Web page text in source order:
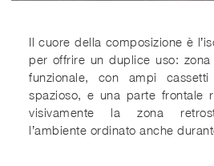
Il cuore della composizione è
per offrire un duplice uso:
funzionale, con ampi
spazioso, e una parte frontale
visivamente la zona
l’ambiente ordinato anche